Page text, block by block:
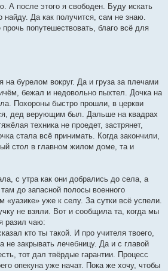
А после этого я свободен. Буду искать
Да как получится, сам не знаю.
попутешествовать, благо всё для
на бурелом вокруг. Да и груза за плечами
бежал и недовольно пыхтел. Дочка на
Похороны быстро прошли, в церкви
дед верующим был. Дальше на квадрах
техника не проедет, застрянет,
стала всё принимать. Когда закончили,
стол в главном жилом доме, та и
с утра как они добрались до села, а
до запасной полосы военного
«уазике» уже к селу. За сутки всё успели.
не взяли. Вот и сообщила та, когда мы
разил чаю:
кто ты такой. И про учителя твоего,
не закрывать лечебницу. Да и с главой
тот дал твёрдые гарантии. Процесс
опекуна уже начат. Пока же хочу, чтобы